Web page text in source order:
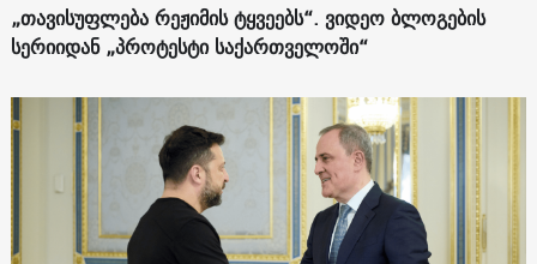
„თავისუფლება რეჟიმის ტყვეებს“. ვიდეო ბლოგების
სერიიდან „პროტესტი საქართველოში“